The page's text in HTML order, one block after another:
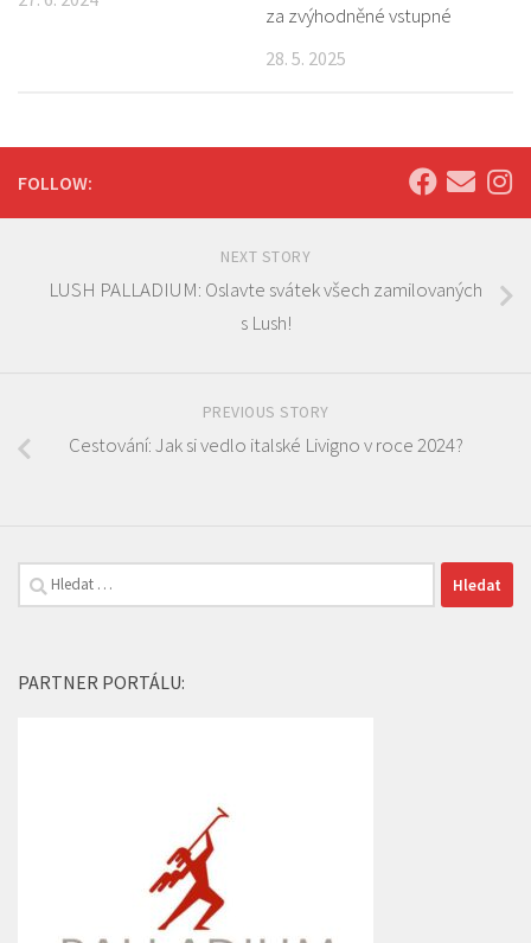
za zvýhodněné vstupné
28. 5. 2025
FOLLOW:
NEXT STORY
LUSH PALLADIUM: Oslavte svátek všech zamilovaných
s Lush!
PREVIOUS STORY
Cestování: Jak si vedlo italské Livigno v roce 2024?
Vyhledávání
PARTNER PORTÁLU: